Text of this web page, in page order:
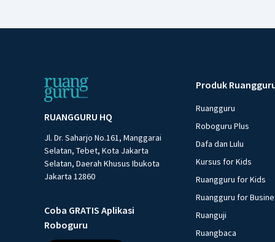
RUANGGURU HQ
Jl. Dr. Saharjo No.161, Manggarai
Selatan, Tebet, Kota Jakarta
Selatan, Daerah Khusus Ibukota
Jakarta 12860
Coba GRATIS Aplikasi
Roboguru
Produk
Ruangguru
Roboguru Plus
Dafa dan Lulu
Kursus for Kids
Ruangguru for Kids
Ruangguru for
Ruanguji
Ruangbaca